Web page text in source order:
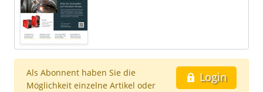
Login
Als Abonnent haben Sie die
Möglichkeit einzelne Artikel oder